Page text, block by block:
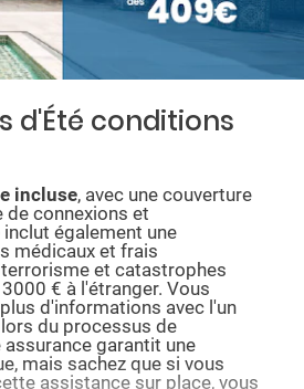
d'Été conditions
incluse, avec une couverture
de connexions et
également une
médicaux et frais
et catastrophes
€ à l'étranger. Vous
d'informations avec l'un
du processus de
garantit une
mais sachez que si vous
assistance sur place, vous